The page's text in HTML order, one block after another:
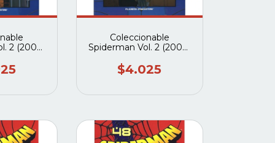
2 (2004)
Coleccionable
Spiderman Vol. 2 (2004)
$4.025